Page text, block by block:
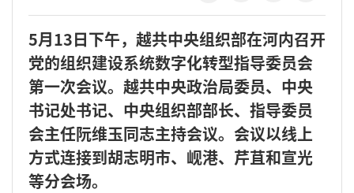
5月13日下午，越共中央组织部在河内召开
党的组织建设系统数字化转型指导委员会
第一次会议。越共中央政治局委员、中央
书记处书记、中央组织部部长、指导委员
会主任阮维玉同志主持会议。会议以线上
方式连接到胡志明市、岘港、芹苴和宣光
等分会场。